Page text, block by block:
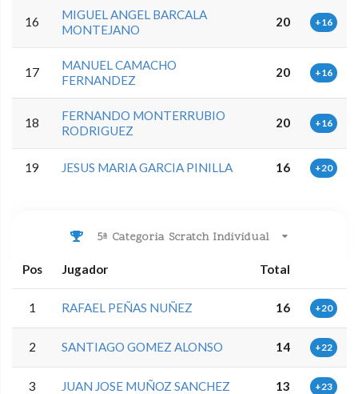
16
MIGUEL ANGEL BARCALA
MONTEJANO
20 +16
17
MANUEL CAMACHO
FERNANDEZ
20 +16
18
FERNANDO MONTERRUBIO
RODRIGUEZ
20 +16
19 JESUS MARIA GARCIA PINILLA 16 +20
5ª Categoria Scratch Individual
Pos Jugador Total
1 RAFAEL PEÑAS NUÑEZ 16 +20
2 SANTIAGO GOMEZ ALONSO 14 +22
3 JUAN JOSE MUÑOZ SANCHEZ 13 +23